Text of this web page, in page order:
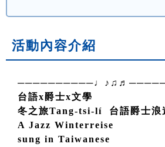
活動內容介紹
台語x爵士x文學
冬之旅Tang-tsi-lí 台語爵士浪
A Jazz Winterreise
sung in Taiwanese